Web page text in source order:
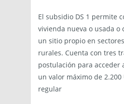
El subsidio DS 1 permite
vivienda nueva o usada o
un sitio propio en
rurales. Cuenta con tres
postulación para acceder
un valor máximo de 2.200
regular